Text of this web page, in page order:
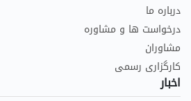
درباره ما
درخواست ها و مشاوره
مشاوران
کارگزاری رسمی
اخبار